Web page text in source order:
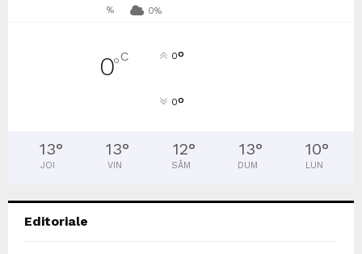
% 0%
0°C 0°
0°
13°
JOI
13°
VIN
12°
SÂM
13°
DUM
10°
LUN
Editoriale